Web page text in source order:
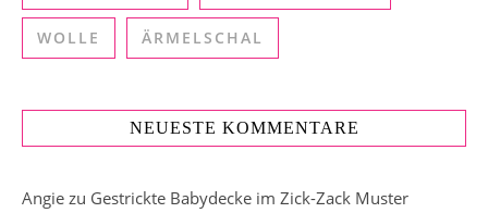
WOLLE ÄRMELSCHAL
NEUESTE KOMMENTARE
Angie zu Gestrickte Babydecke im Zick-Zack Muster